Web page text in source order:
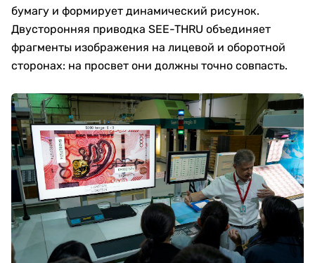
бумагу и формирует динамический рисунок.
Двусторонняя приводка SEE-THRU объединяет
фрагменты изображения на лицевой и оборотной
сторонах: на просвет они должны точно совпасть.